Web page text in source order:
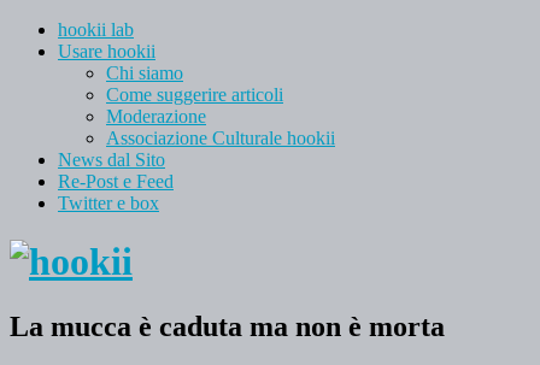
hookii lab
Usare hookii
Chi siamo
Come suggerire articoli
Moderazione
Associazione Culturale hookii
News dal Sito
Re-Post e Feed
Twitter e box
La mucca è caduta ma non è morta